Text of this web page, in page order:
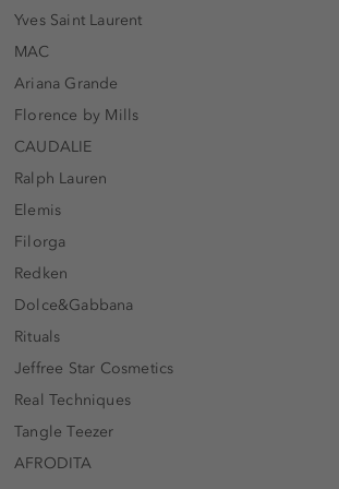
Yves Saint Laurent
MAC
Ariana Grande
Florence by Mills
CAUDALIE
Ralph Lauren
Elemis
Filorga
Redken
Dolce&Gabbana
Rituals
Jeffree Star Cosmetics
Real Techniques
Tangle Teezer
AFRODITA